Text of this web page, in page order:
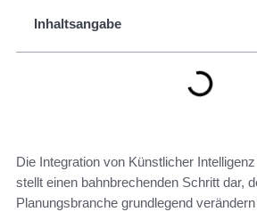
Inhaltsangabe
Die Integration von Künstlicher
stellt einen bahnbrechenden Schritt dar,
Planungsbranche grundlegend